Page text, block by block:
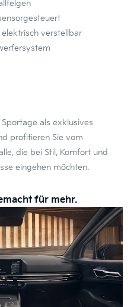
verstellbar
als exklusives
profitieren Sie vom
die bei Stil, Komfort und
eingehen möchten.
für mehr.